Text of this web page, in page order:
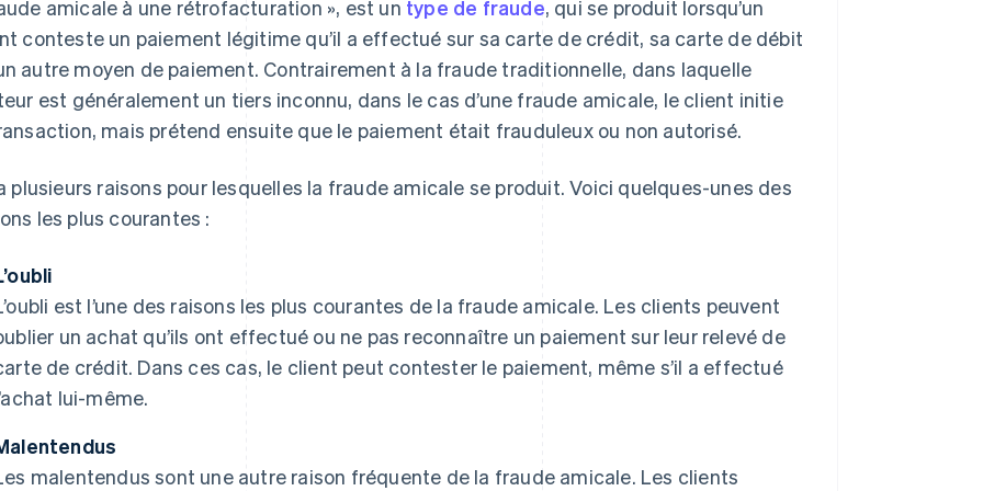
amicale à une rétrofacturation », est un type de fraude, qui se produit lorsqu’un
conteste un paiement légitime qu’il a effectué sur sa carte de crédit, sa carte de débit
autre moyen de paiement. Contrairement à la fraude traditionnelle, dans laquelle
est généralement un tiers inconnu, dans le cas d’une fraude amicale, le client initie
mais prétend ensuite que le paiement était frauduleux ou non autorisé.
plusieurs raisons pour lesquelles la fraude amicale se produit. Voici quelques-unes des
les plus courantes :
est l’une des raisons les plus courantes de la fraude amicale. Les clients peuvent
un achat qu’ils ont effectué ou ne pas reconnaître un paiement sur leur relevé de
de crédit. Dans ces cas, le client peut contester le paiement, même s’il a effectué
lui-même.
malentendus sont une autre raison fréquente de la fraude amicale. Les clients